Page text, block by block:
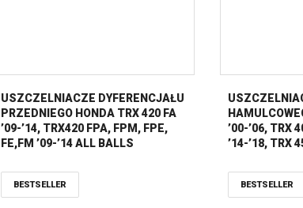
USZCZELNIACZE DYFERENCJAŁU
PRZEDNIEGO HONDA TRX 420 FA
’09-’14, TRX420 FPA, FPM, FPE,
FE,FM ’09-’14 ALL BALLS
BESTSELLER
’00-’06, TRX
’14-’18, TRX
BESTSELLER